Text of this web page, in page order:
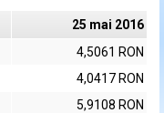
25 mai 2016
4,5061 RON
4,0417 RON
5,9108 RON